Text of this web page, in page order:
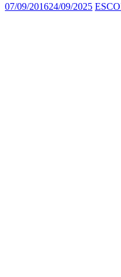
07/09/201624/09/2025